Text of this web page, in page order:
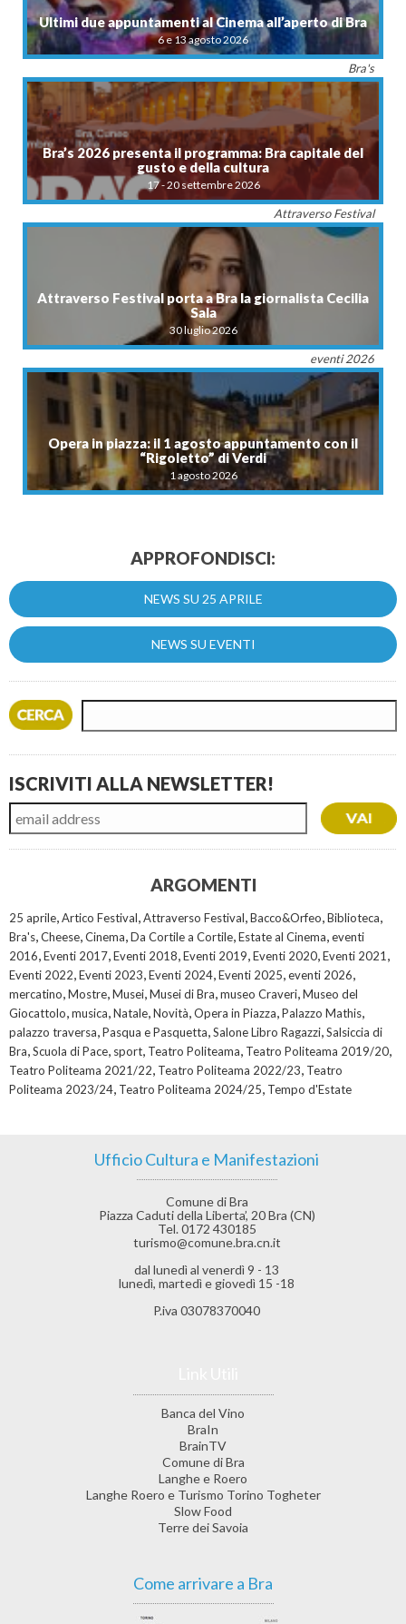
Ultimi due appuntamenti al Cinema all’aperto di Bra
6 e 13 agosto 2026
Bra's
Bra’s 2026 presenta il programma: Bra capitale del
gusto e della cultura
17 - 20 settembre 2026
Attraverso Festival
Attraverso Festival porta a Bra la giornalista Cecilia
Sala
30 luglio 2026
eventi 2026
Opera in piazza: il 1 agosto appuntamento con il
“Rigoletto” di Verdi
1 agosto 2026
APPROFONDISCI:
NEWS SU 25 APRILE
NEWS SU EVENTI
ISCRIVITI ALLA NEWSLETTER!
ARGOMENTI
25 aprile Artico Festival Attraverso Festival Bacco&Orfeo Biblioteca
Bra's Cheese Cinema Da Cortile a Cortile Estate al Cinema eventi
2016 Eventi 2017 Eventi 2018 Eventi 2019 Eventi 2020 Eventi 2021
Eventi 2022 Eventi 2023 Eventi 2024 Eventi 2025 eventi 2026
mercatino Mostre Musei Musei di Bra museo Craveri Museo del
Giocattolo musica Natale Novità Opera in Piazza Palazzo Mathis
palazzo traversa Pasqua e Pasquetta Salone Libro Ragazzi Salsiccia di
Bra Scuola di Pace sport Teatro Politeama Teatro Politeama 2019/20
Teatro Politeama 2021/22 Teatro Politeama 2022/23 Teatro
Politeama 2023/24 Teatro Politeama 2024/25 Tempo d'Estate
Ufficio Cultura e Manifestazioni
Comune di Bra
Piazza Caduti della Liberta’, 20 Bra (CN)
Tel. 0172 430185
turismo@comune.bra.cn.it
dal lunedì al venerdì 9 - 13
lunedì, martedì e giovedì 15 -18
P.iva 03078370040
Banca del Vino
BraIn
BrainTV
Comune di Bra
Langhe e Roero
Langhe Roero e Turismo Torino Togheter
Slow Food
Terre dei Savoia
Come arrivare a Bra